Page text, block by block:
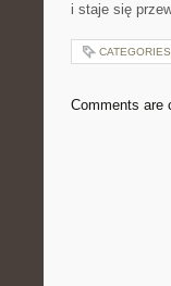
i staje się
Comments are